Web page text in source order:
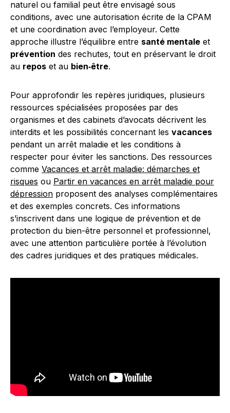
naturel ou familial peut être envisagé sous
conditions, avec une autorisation écrite de la CPAM
et une coordination avec l’employeur. Cette
approche illustre l’équilibre entre santé mentale et
prévention des rechutes, tout en préservant le droit
au repos et au bien‑être.
Pour approfondir les repères juridiques, plusieurs
ressources spécialisées proposées par des
organismes et des cabinets d’avocats décrivent les
interdits et les possibilités concernant les vacances
pendant un arrêt maladie et les conditions à
respecter pour éviter les sanctions. Des ressources
comme Vacances et arrêt maladie: démarches et
risques ou Partir en vacances en arrêt maladie pour
dépression proposent des analyses complémentaires
et des exemples concrets. Ces informations
s’inscrivent dans une logique de prévention et de
protection du bien-être personnel et professionnel,
avec une attention particulière portée à l’évolution
des cadres juridiques et des pratiques médicales.